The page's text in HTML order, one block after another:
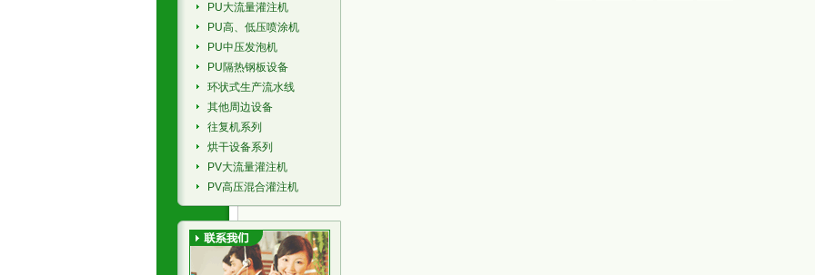
PU大流量灌注机
PU高、低压喷涂机
PU中压发泡机
PU隔热钢板设备
环状式生产流水线
其他周边设备
往复机系列
烘干设备系列
PV大流量灌注机
PV高压混合灌注机